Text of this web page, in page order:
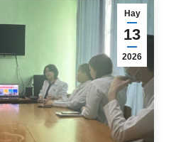
қоғамының
кафедрасында
басталады»…
Нау
13
2026